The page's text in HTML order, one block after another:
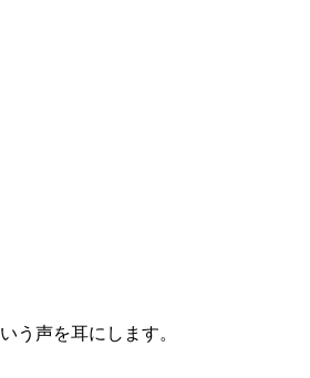
う声を耳にします。